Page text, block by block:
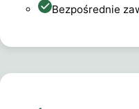
Bezpośrednie